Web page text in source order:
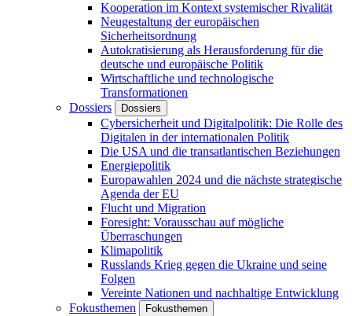
Kooperation im Kontext systemischer Rivalität
Neugestaltung der europäischen
Sicherheitsordnung
Autokratisierung als Herausforderung für die
deutsche und europäische Politik
Wirtschaftliche und technologische
Transformationen
Dossiers
Dossiers
Cybersicherheit und Digitalpolitik: Die Rolle des
Digitalen in der internationalen Politik
Die USA und die transatlantischen Beziehungen
Energiepolitik
Europawahlen 2024 und die nächste strategische
Agenda der EU
Flucht und Migration
Foresight: Vorausschau auf mögliche
Überraschungen
Klimapolitik
Russlands Krieg gegen die Ukraine und seine
Folgen
Vereinte Nationen und nachhaltige Entwicklung
Fokusthemen
Fokusthemen